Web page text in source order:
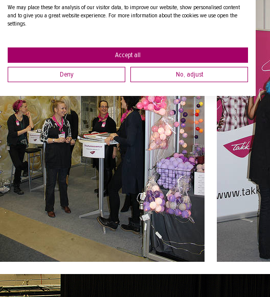
We may place these for analysis of our visitor data, to improve our website, show personalised content
and to give you a great website experience. For more information about the cookies we use open the
settings.
Accept all
Deny No, adjust